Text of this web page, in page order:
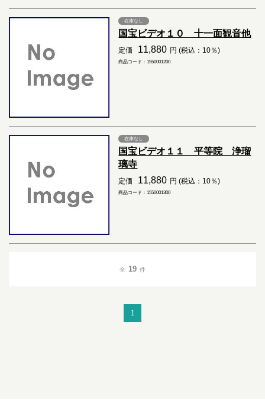
在庫なし
国宝ビデオ１０ 十一面観音他
定価 11,880 円 (税込：10％)
商品コード：1550001200
在庫なし
国宝ビデオ１１ 平等院 浄瑠
璃寺
定価 11,880 円 (税込：10％)
商品コード：1550001300
全 19 件
1